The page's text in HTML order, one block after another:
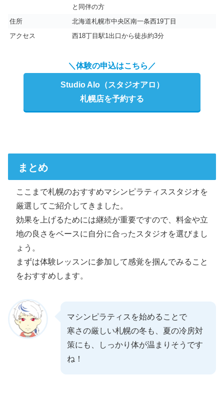
と同伴の方
住所
北海道札幌市中央区南一条西19丁目
アクセス
西18丁目駅1出口から徒歩約3分
＼体験の申込はこちら／
Studio Alo（スタジオアロ）
札幌店を予約する
まとめ
ここまで札幌のおすすめマシンピラティススタジオを
厳選してご紹介してきました。
効果を上げるためには継続が重要ですので、料金や立
地の良さをベースに自分に合ったスタジオを選びまし
ょう。
まずは体験レッスンに参加して感覚を掴んでみること
をおすすめします。
マシンピラティスを始めることで
寒さの厳しい札幌の冬も、夏の冷房対
策にも、しっかり体が温まりそうです
ね！